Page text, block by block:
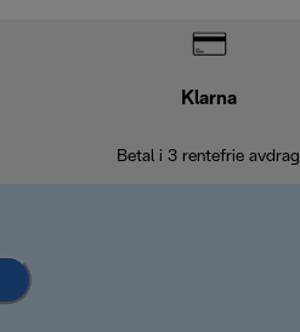
Klarna
Betal i 3 rentefrie avdrag